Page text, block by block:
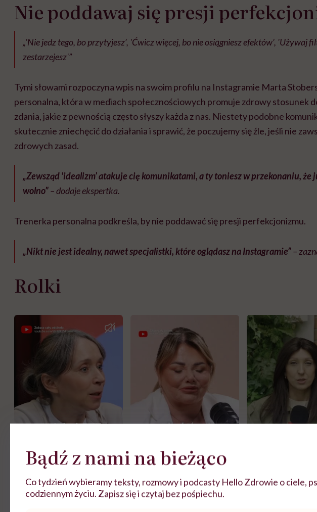
Nie poddawaj się presji
„’Nie jedz tego, bo przytyjesz’, 'Ćwicz więcej, bo nie osiągniesz efektów’, 'Używaj
zestarzejesz'”
Tymi słowami rozpoczyna wpis na swoim profilu na Instagramie Marta
personalna, która w mediach społecznościowych promuje zdrowy stosunek
zdania, jakie z pewnością często słyszy każda z nas. Niestety podobne
skutecznie zniechęcić do działania i sprawić, że poczujemy się źle, jeśli nie
zdrowych zasad.
„Zewsząd 'idealizm’ atakuje cię komunikatami, a ty toniesz w przekonaniu, że
wolno”– dodaje ekspertka.
Trenerka personalna podkreśla, by nie poddawać się presji perfekcjonizmu.
„Nikt nie jest idealny, nawet specjalistki, które oglądasz na Instagramie”–
Rolki
Zobacz więcej
Bądź z nami na bieżąco
Co tydzień wybieramy teksty, rozmowy i podcasty Hello Zdrowie o ciele,
codziennym życiu. Zapisz się i czytaj bez pośpiechu.